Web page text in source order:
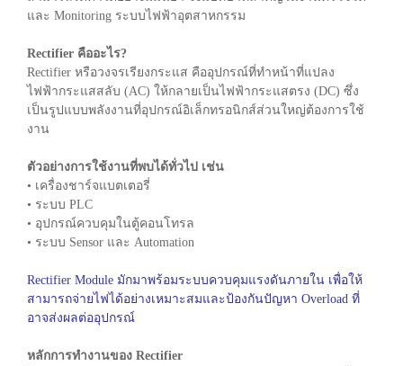
และ Monitoring ระบบไฟฟ้าอุตสาหกรรม
Rectifier คืออะไร?
Rectifier หรือวงจรเรียงกระแส คืออุปกรณ์ที่ทำหน้าที่แปลง
ไฟฟ้ากระแสสลับ (AC) ให้กลายเป็นไฟฟ้ากระแสตรง (DC) ซึ่ง
เป็นรูปแบบพลังงานที่อุปกรณ์อิเล็กทรอนิกส์ส่วนใหญ่ต้องการใช้
งาน
ตัวอย่างการใช้งานที่พบได้ทั่วไป เช่น
• เครื่องชาร์จแบตเตอรี่
• ระบบ PLC
• อุปกรณ์ควบคุมในตู้คอนโทรล
• ระบบ Sensor และ Automation
Rectifier Module มักมาพร้อมระบบควบคุมแรงดันภายใน เพื่อให้
สามารถจ่ายไฟได้อย่างเหมาะสมและป้องกันปัญหา Overload ที่
อาจส่งผลต่ออุปกรณ์
หลักการทำงานของ Rectifier